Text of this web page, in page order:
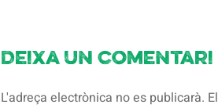
Deixa un comentari
L'adreça electrònica no es publicarà.